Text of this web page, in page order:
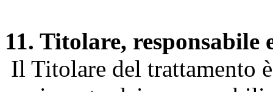
11. Titolare, responsabile
Il Titolare del trattamento